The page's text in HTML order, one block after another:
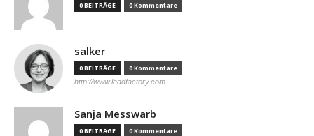
0 BEITRÄGE 0 Kommentare
salker
0 BEITRÄGE 0 Kommentare
http://www.leadfactory.com
Sanja Messwarb
0 BEITRÄGE 0 Kommentare